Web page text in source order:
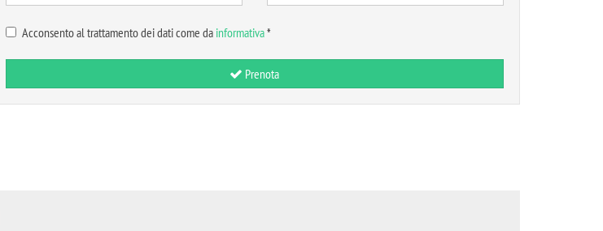
Acconsento al trattamento dei dati come da informativa*
Prenota